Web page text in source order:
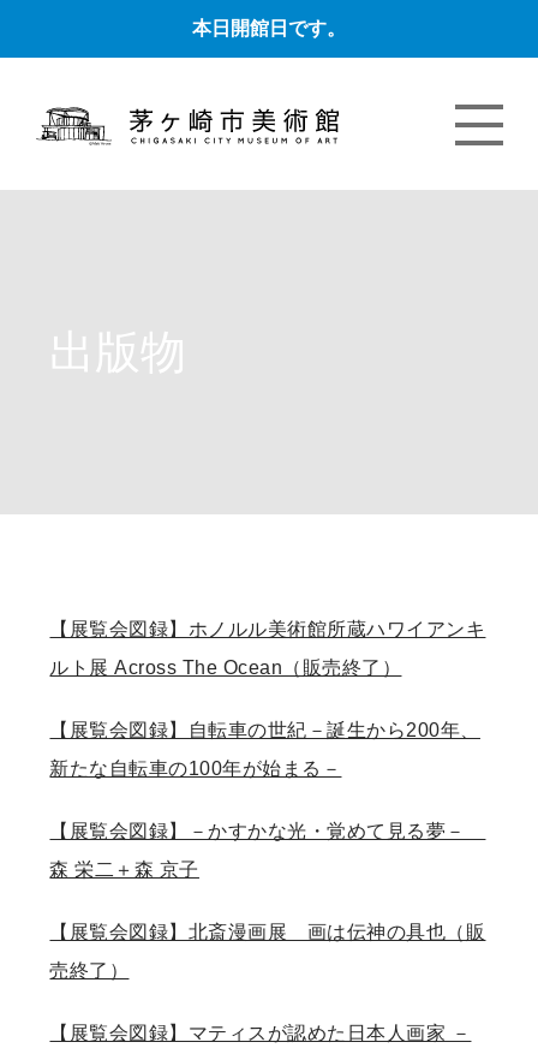
本日開館日です。
出版物
【展覧会図録】ホノルル美術館所蔵ハワイアンキ
ルト展 Across The Ocean（販売終了）
【展覧会図録】自転車の世紀－誕生から200年、
新たな自転車の100年が始まる－
【展覧会図録】－かすかな光・覚めて見る夢－
森 栄二＋森 京子
【展覧会図録】北斎漫画展 画は伝神の具也（販
売終了）
【展覧会図録】マティスが認めた日本人画家 －